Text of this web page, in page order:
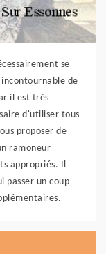
se
de
il est très
d'utiliser tous
proposer de
ramoneur
appropriés. Il
passer un coup